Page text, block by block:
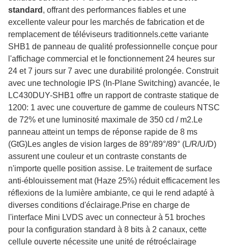
standard , offrant des performances fiables et une
excellente valeur pour les marchés de fabrication et de
remplacement de téléviseurs traditionnels.cette variante
SHB1 de panneau de qualité professionnelle conçue pour
l'affichage commercial et le fonctionnement 24 heures sur
24 et 7 jours sur 7 avec une durabilité prolongée. Construit
avec une technologie IPS (In-Plane Switching) avancée, le
LC430DUY-SHB1 offre un rapport de contraste statique de
1200: 1 avec une couverture de gamme de couleurs NTSC
de 72% et une luminosité maximale de 350 cd / m2.Le
panneau atteint un temps de réponse rapide de 8 ms
(GtG)Les angles de vision larges de 89°/89°/89° (L/R/U/D)
assurent une couleur et un contraste constants de
n'importe quelle position assise. Le traitement de surface
anti-éblouissement mat (Haze 25%) réduit efficacement les
réflexions de la lumière ambiante, ce qui le rend adapté à
diverses conditions d'éclairage.Prise en charge de
l'interface Mini LVDS avec un connecteur à 51 broches
pour la configuration standard à 8 bits à 2 canaux, cette
cellule ouverte nécessite une unité de rétroéclairage